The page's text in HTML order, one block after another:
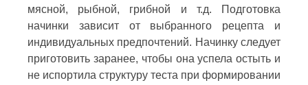
мясной, рыбной, грибной и т.д. Подготовка
начинки зависит от выбранного рецепта и
индивидуальных предпочтений. Начинку следует
приготовить заранее, чтобы она успела остыть и
не испортила структуру теста при формировании